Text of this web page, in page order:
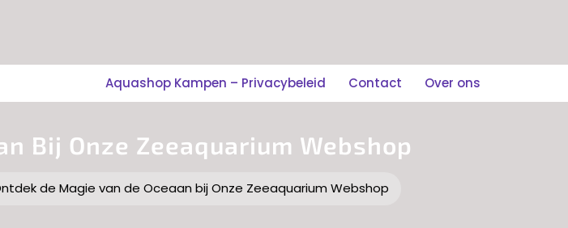
Aquashop Kampen – Privacybeleid Contact Over ons
Bij Onze Zeeaquarium Webshop
de Magie van de Oceaan bij Onze Zeeaquarium Webshop